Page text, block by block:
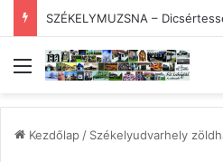
SZÉKELYMUZSNA –
Menü
Kezdőlap/ Székelyudvarhely